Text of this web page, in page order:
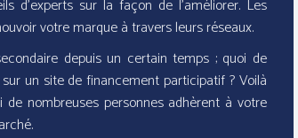
d’experts sur la façon de l’améliorer. Les
votre marque à travers leurs réseaux.
depuis un certain temps ; quoi de
un site de financement participatif ? Voilà
nombreuses personnes adhèrent à votre